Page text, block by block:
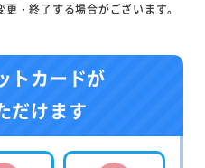
・終了する場合がございます。
トカードが
だけます